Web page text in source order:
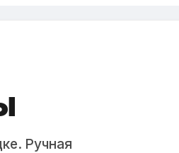
Ручная